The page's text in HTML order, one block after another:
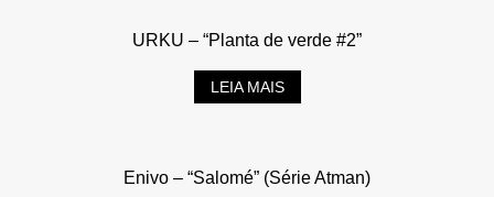
URKU – “Planta de verde #2”
LEIA MAIS
Enivo – “Salomé” (Série Atman)